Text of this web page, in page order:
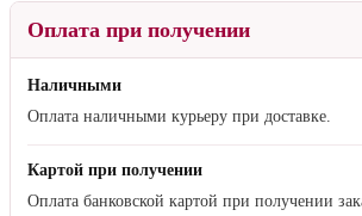
Способы оплаты
Моментальная оплата без комиссии
Принимаем: VISA, Mastercard, Maestro, Мир,
рассрочки «Халва». Партнёр-эквайринг: